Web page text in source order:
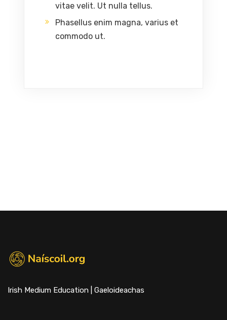
vitae velit. Ut nulla tellus.
Phasellus enim magna, varius et
commodo ut.
Irish Medium Education | Gaeloideachas